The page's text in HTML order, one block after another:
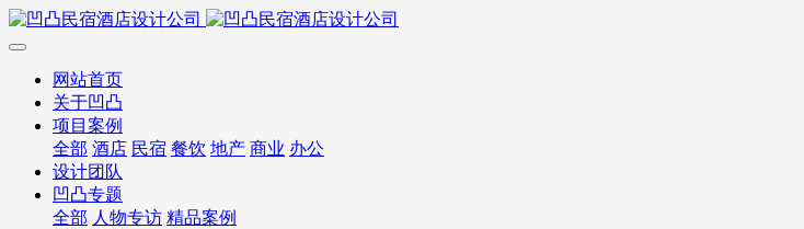
网站首页
关于凹凸
项目案例
全部 酒店 民宿 餐饮 地产 商业 办公
设计团队
凹凸专题
全部 人物专访 精品案例